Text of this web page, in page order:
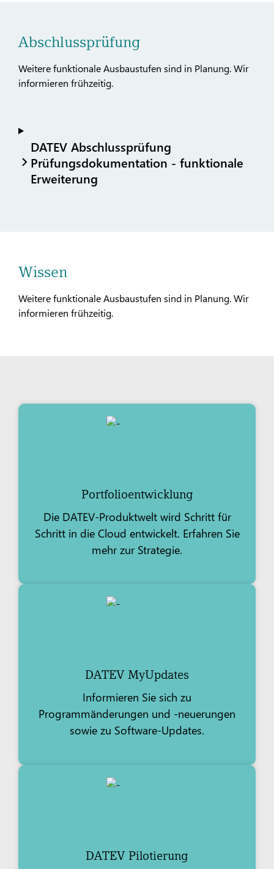
Abschlussprüfung
Weitere funktionale Ausbaustufen sind in Planung. Wir
informieren frühzeitig.
DATEV Abschlussprüfung
Prüfungsdokumentation - funktionale
Erweiterung
Wissen
Weitere funktionale Ausbaustufen sind in Planung. Wir
informieren frühzeitig.
Portfolio­entwicklung
Die DATEV-Produktwelt wird Schritt für
Schritt in die Cloud entwickelt. Erfahren Sie
mehr zur Strategie.
DATEV MyUpdates
Informieren Sie sich zu
Programmänderungen und -neuerungen
sowie zu Software-Updates.
DATEV Pilotierung